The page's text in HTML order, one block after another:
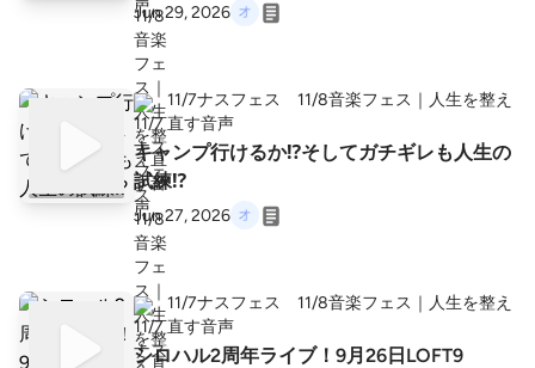
Jun 29, 2026
11/7ナスフェス 11/8音楽フェス｜人生を整え
直す音声
キャンプ行けるか⁉️そしてガチギレも人生の
試練⁉️
Jun 27, 2026
11/7ナスフェス 11/8音楽フェス｜人生を整え
直す音声
シロハル2周年ライブ！9月26日LOFT9